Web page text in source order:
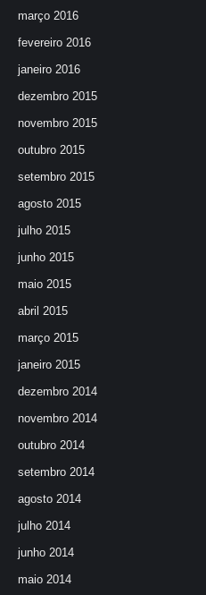
março 2016
fevereiro 2016
janeiro 2016
dezembro 2015
novembro 2015
outubro 2015
setembro 2015
agosto 2015
julho 2015
junho 2015
maio 2015
abril 2015
março 2015
janeiro 2015
dezembro 2014
novembro 2014
outubro 2014
setembro 2014
agosto 2014
julho 2014
junho 2014
maio 2014